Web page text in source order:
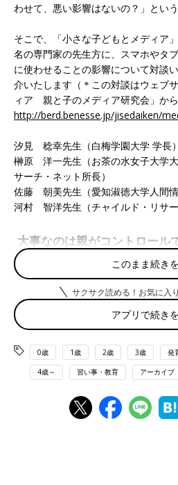
わせて、悪い影響はないの？」という
そこで、「小さな子どもとメディア
名の専門家の先生方に、スマホやタ
に使わせることの影響について対談
介いたします（＊この対談はウェブ
ィア 親と子のメディア研究会」から
http://berd.benesse.jp/jisedaiken/
汐見 稔幸先生（白梅学園大学 学長）
榊原 洋一先生（お茶の水女子大学
サーチ・ネット所長）
佐藤 朝美先生（愛知淑徳大学人間情
河村 智洋先生（チャイルド・リサー
大事なのは親がコントロール
――― このところ、スマホやタブレ
せることについて話題になりますが
か？
視聴させてはいけない」という風潮
る論文等にひと通り目を通しました
的に害を及ぼしたり、学力が低下す
文はありませんでした。新しいメデ
マートフォンは子どもの発育によく
このまま続き
サクサク読める！お気に入
アプリで続き
0歳 1歳 2歳 3歳 発
4歳～ 習い事・教育 アーカイブ